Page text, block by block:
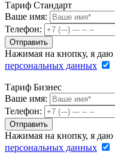
Тариф Стандарт
Ваше имя:
Телефон:
Нажимая на кнопку, я даю
персональных данных
Тариф Бизнес
Ваше имя:
Телефон:
Нажимая на кнопку, я даю
персональных данных